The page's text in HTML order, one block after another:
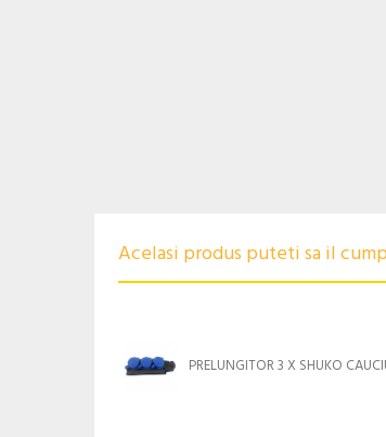
Acelasi produs puteti sa il
PRELUNGITOR 3 X SHUKO